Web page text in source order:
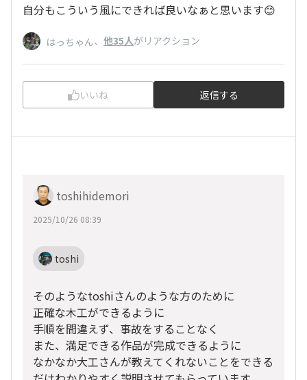
自分もこういう風にできれば良いなぁと思います😊
はっちゃん、 他35人がリアクション
いいね 返信する
toshihidemori
2025/10/26 08:39
toshi
そのようなtoshiさんのような方のために
正確な木工ができるように
手順を間違えず、事故をすることなく
また、満足できる作品が完成できるように
なかなか大工さんが教えてくれないことをできる